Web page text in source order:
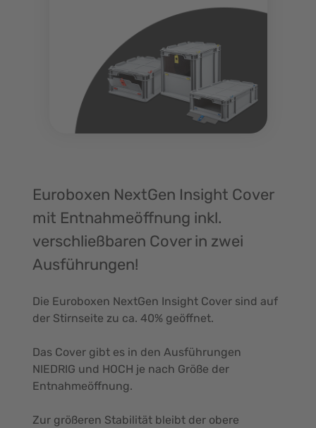
Euroboxen NextGen Insight Cover
mit Entnahmeöffnung inkl.
verschließbaren Cover in zwei
Ausführungen!
Die Euroboxen NextGen Insight Cover sind auf
der Stirnseite zu ca. 40% geöffnet.
Das Cover gibt es in den Ausführungen
NIEDRIG und HOCH je nach Größe der
Entnahmeöffnung.
Zur größeren Stabilität bleibt der obere